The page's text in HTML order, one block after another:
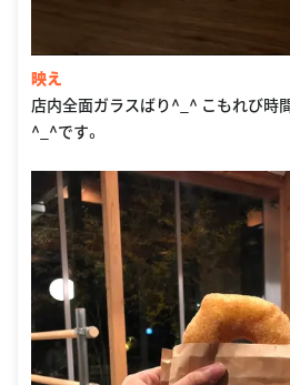
映え
店内全面ガラスばり^_^ こもれび時
^_^です。